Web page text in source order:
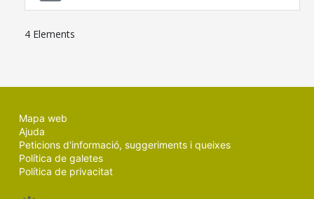
4 Elements
Mapa web
Ajuda
Peticions d'informació, suggeriments i queixes
Política de galetes
Política de privacitat